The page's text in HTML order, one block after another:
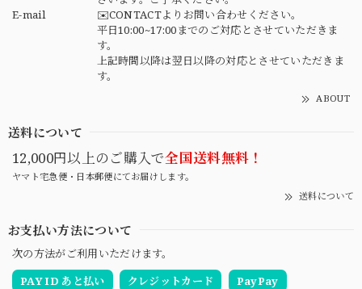
E-mail
✉️CONTACTよりお問い合わせください。
平日10:00~17:00までのご対応とさせていただきま
す。
上記時間以降は翌日以降の対応とさせていただきま
す。
ABOUT
送料について
12,000円以上のご購入で全国送料無料！
ヤマト宅急便・日本郵便にてお届けします。
送料について
お支払い方法について
次の方法がご利用いただけます。
PAY ID あと払い
クレジットカード PayPay